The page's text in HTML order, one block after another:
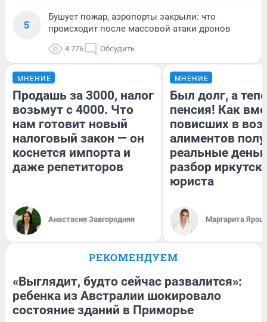
5
Бушует пожар, аэропорты закрыли: что
происходит после массовой атаки дронов
4 776 Обсудить
МНЕНИЕ
Продашь за 3000, налог
возьмут с 4000. Что
нам готовит новый
налоговый закон — он
коснется импорта и
даже репетиторов
Анастасия Завгородняя
МНЕНИЕ
Был долг, а
пенсия! Как
повисших в
алиментов
реальные
разбор
юриста
Маргарита
РЕКОМЕНДУЕМ
«Выглядит, будто сейчас развалится»:
ребенка из Австралии шокировало
состояние зданий в Приморье